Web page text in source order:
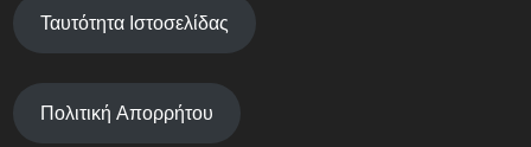
Ταυτότητα Ιστοσελίδας
Πολιτική Απορρήτου